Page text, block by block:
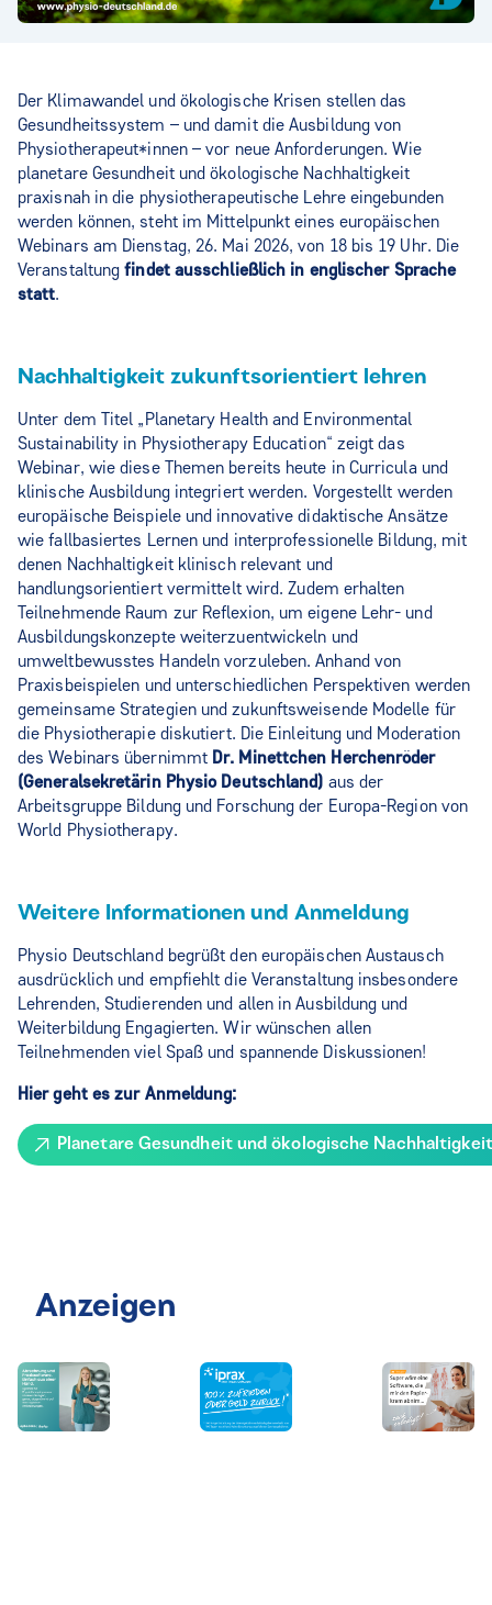
Der Klimawandel und ökologische Krisen stellen das
Gesundheitssystem – und damit die Ausbildung von
Physiotherapeut*innen – vor neue Anforderungen. Wie
planetare Gesundheit und ökologische Nachhaltigkeit
praxisnah in die physiotherapeutische Lehre eingebunden
werden können, steht im Mittelpunkt eines europäischen
Webinars am Dienstag, 26. Mai 2026, von 18 bis 19 Uhr. Die
Veranstaltungfindet ausschließlich in englischer Sprache
statt.
Nachhaltigkeit zukunftsorientiert lehren
Unter dem Titel „Planetary Health and Environmental
Sustainability in Physiotherapy Education“ zeigt das
Webinar, wie diese Themen bereits heute in Curricula und
klinische Ausbildung integriert werden. Vorgestellt werden
europäische Beispiele und innovative didaktische Ansätze
wie fallbasiertes Lernen und interprofessionelle Bildung, mit
denen Nachhaltigkeit klinisch relevant und
handlungsorientiert vermittelt wird. Zudem erhalten
Teilnehmende Raum zur Reflexion, um eigene Lehr- und
Ausbildungskonzepte weiterzuentwickeln und
umweltbewusstes Handeln vorzuleben. Anhand von
Praxisbeispielen und unterschiedlichen Perspektiven werden
gemeinsame Strategien und zukunftsweisende Modelle für
die Physiotherapie diskutiert. Die Einleitung und Moderation
des Webinars übernimmt Dr. Minettchen Herchenröder
(Generalsekretärin Physio Deutschland) aus der
Arbeitsgruppe Bildung und Forschung der Europa-Region von
World Physiotherapy.
Weitere Informationen und Anmeldung
Physio Deutschland begrüßt den europäischen Austausch
ausdrücklich und empfiehlt die Veranstaltung insbesondere
Lehrenden, Studierenden und allen in Ausbildung und
Weiterbildung Engagierten. Wir wünschen allen
Teilnehmenden viel Spaß und spannende Diskussionen!
Hier geht es zur Anmeldung:
Planetare Gesundheit und ökologische
Anzeigen